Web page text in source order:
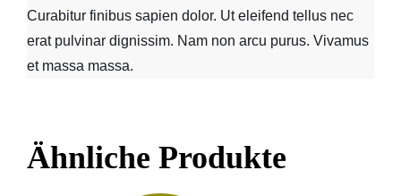
Curabitur finibus sapien dolor. Ut eleifend tellus nec
erat pulvinar dignissim. Nam non arcu purus. Vivamus
et massa massa.
Ähnliche Produkte